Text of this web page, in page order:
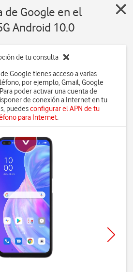
de Google en el
Android 10.0
de tu consulta
Google tienes acceso a varias
por ejemplo, Gmail, Google
poder activar una cuenta de
de conexión a Internet en tu
puedesconfigurar el APN de tu
para Internet.